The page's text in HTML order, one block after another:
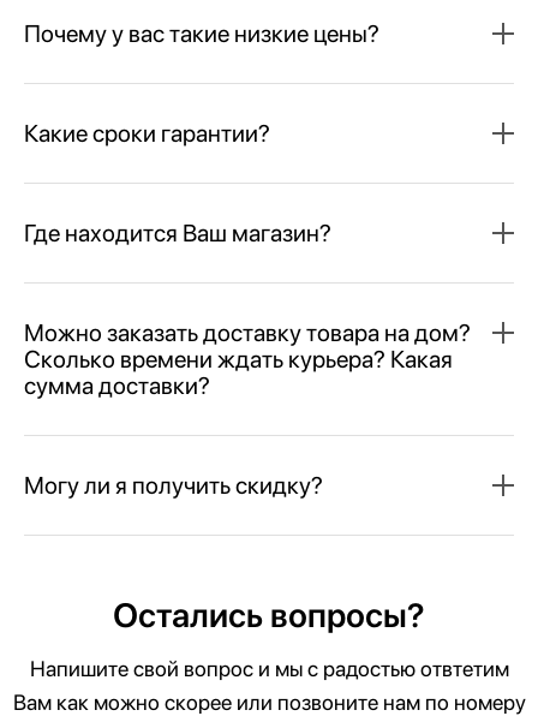
Почему у вас такие низкие цены?
Какие сроки гарантии?
Где находится Ваш магазин?
Можно заказать доставку товара на дом?
Сколько времени ждать курьера? Какая
сумма доставки?
Могу ли я получить скидку?
Остались вопросы?
Напишите свой вопрос и мы с радостью отвтетим
Вам как можно скорее или позвоните нам по номеру